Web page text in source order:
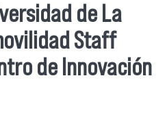
aquí
de La
Staff
de Innovación